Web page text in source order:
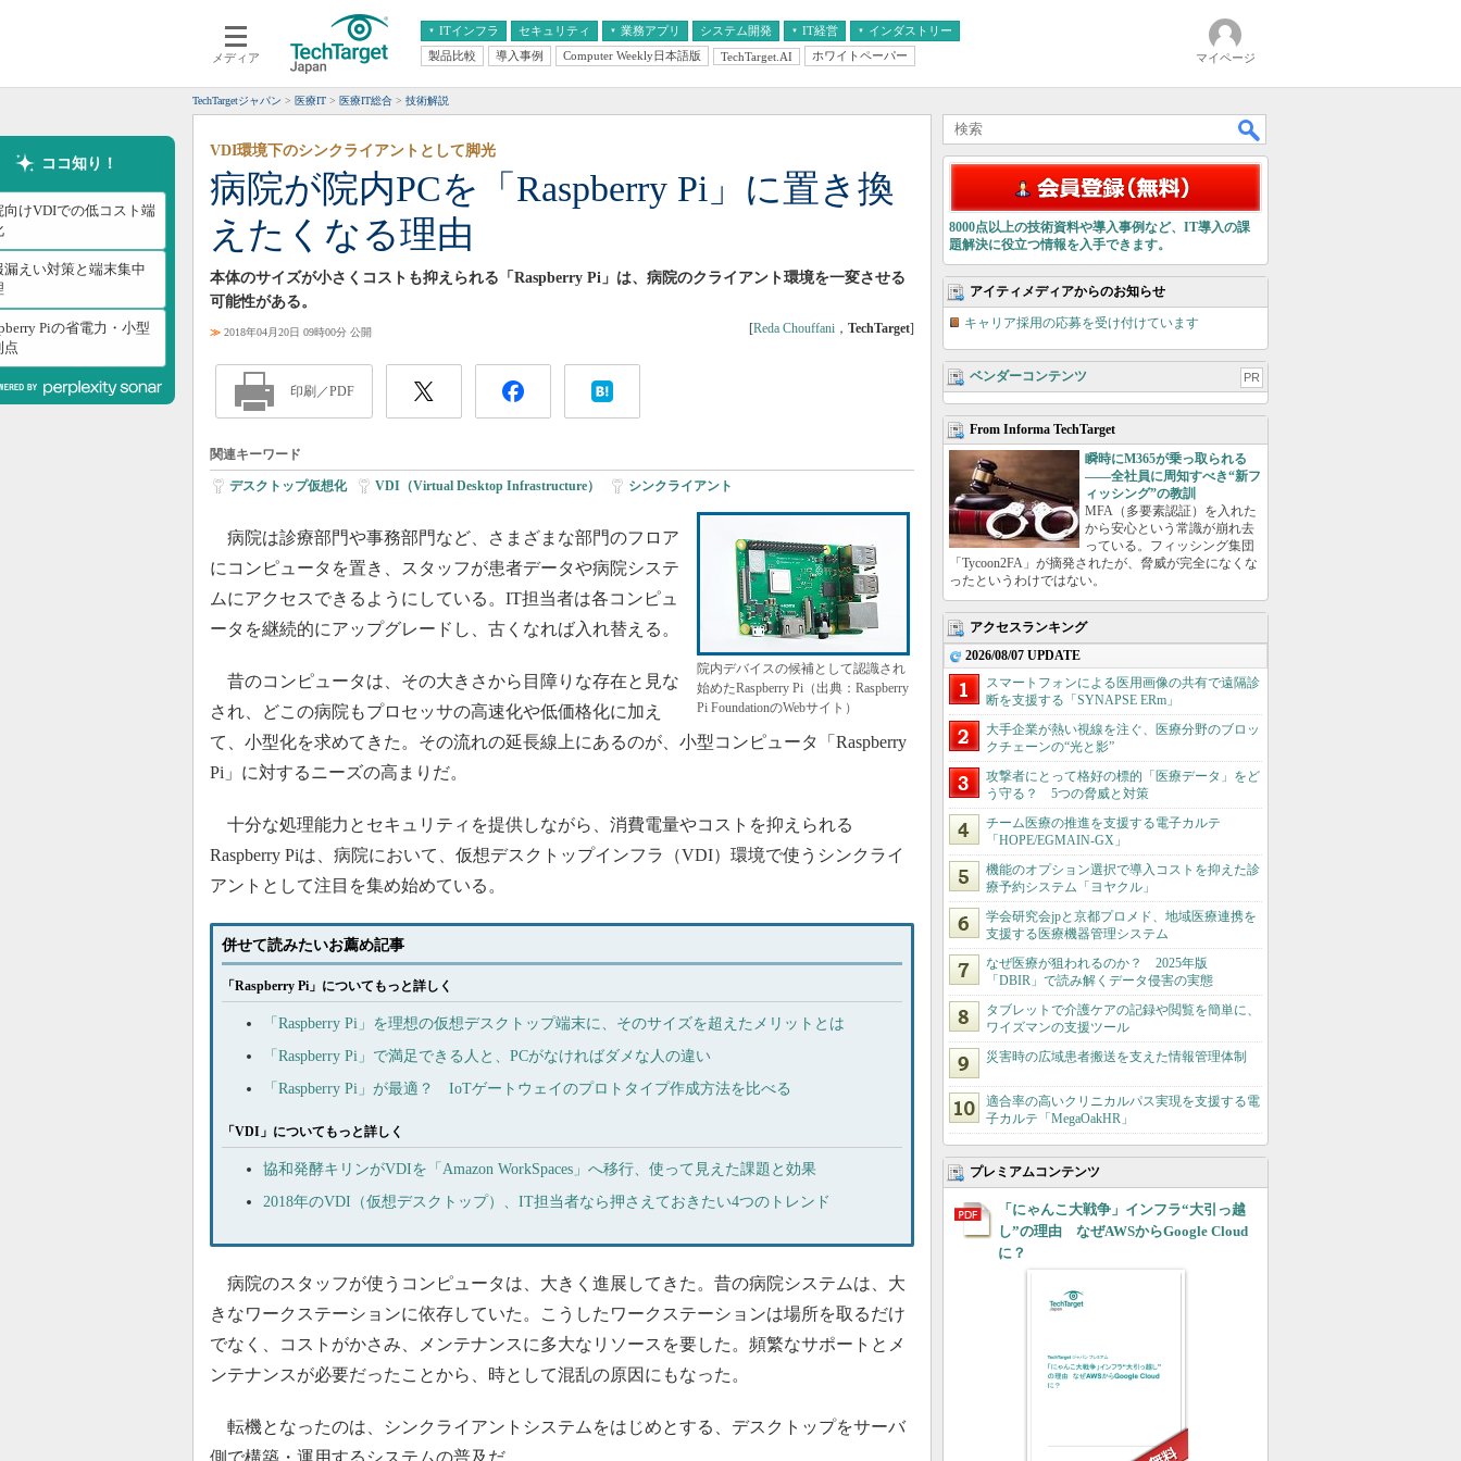
メディア
ITインフラ
クラウド
スマートモバイル
ネットワーク
システム運用管理
セキュリティ 業務アプリ
エンタープライズAI
ERP
CX
情報系システム
システム開発 IT経営
経営とIT
インダストリー
医療IT
製品比較 導入事例 Computer Weekly日本語版 TechTarget.AI ホワイトペーパー マイページ
TechTargetジャパン 医療IT 医療IT総合 技術解説
ココ知り！
向けVDIでの低コスト端
漏えい対策と端末集中
Piの省電力・小型
点
病院が院内PCを「Raspberry Pi」に置き換
えたくなる理由
VDI環境下のシンクライアントとして脚光
本体のサイズが小さくコストも抑えられる「Raspberry Pi」は、病院のクライアント環境を一変させる
可能性がある。
≫ 2018年04月20日 09時00分 公開 [Reda Chouffani ， TechTarget]
印刷／PDF
関連キーワード
デスクトップ仮想化| VDI（Virtual Desktop Infrastructure） シンクライアント
院内デバイスの候補として認識され
始めたRaspberry Pi（出典：Raspberry
Pi FoundationのWebサイト）
病院は診療部門や事務部門など、さまざまな部門のフロア
にコンピュータを置き、スタッフが患者データや病院システ
ムにアクセスできるようにしている。IT担当者は各コンピュ
ータを継続的にアップグレードし、古くなれば入れ替える。
昔のコンピュータは、その大きさから目障りな存在と見な
され、どこの病院もプロセッサの高速化や低価格化に加え
て、小型化を求めてきた。その流れの延長線上にあるのが、小型コンピュータ「Raspberry
Pi」に対するニーズの高まりだ。
十分な処理能力とセキュリティを提供しながら、消費電量やコストを抑えられる
Raspberry Piは、病院において、仮想デスクトップインフラ（VDI）環境で使うシンクライ
アントとして注目を集め始めている。
併せて読みたいお薦め記事
「Raspberry Pi」についてもっと詳しく
「Raspberry Pi」を理想の仮想デスクトップ端末に、そのサイズを超えたメリットとは
「Raspberry Pi」で満足できる人と、PCがなければダメな人の違い
「Raspberry Pi」が最適？ IoTゲートウェイのプロトタイプ作成方法を比べる
「VDI」についてもっと詳しく
協和発酵キリンがVDIを「Amazon WorkSpaces」へ移行、使って見えた課題と効果
2018年のVDI（仮想デスクトップ）、IT担当者なら押さえておきたい4つのトレンド
病院のスタッフが使うコンピュータは、大きく進展してきた。昔の病院システムは、大
きなワークステーションに依存していた。こうしたワークステーションは場所を取るだけ
でなく、コストがかさみ、メンテナンスに多大なリソースを要した。頻繁なサポートとメ
ンテナンスが必要だったことから、時として混乱の原因にもなった。
転機となったのは、シンクライアントシステムをはじめとする、デスクトップをサーバ
側で構築・運用するシステムの普及だ。
8000点以上の技術資料や導入事例など、IT導入の課
題解決に役立つ情報を入手できます。
アイティメディアからのお知らせ
キャリア採用の応募を受け付けています
ベンダーコンテンツ PR
From Informa TechTarget
瞬時にM365が乗っ取られる
――全社員に周知すべき“新フ
ィッシング”の教訓
MFA（多要素認証）を入れた
から安心という常識が崩れ去
っている。フィッシング集団
「Tycoon2FA」が摘発されたが、脅威が完全になくな
ったというわけではない。
アクセスランキング
2026/08/07 UPDATE
スマートフォンによる医用画像の共有で遠隔診
断を支援する「SYNAPSE ERm」
大手企業が熱い視線を注ぐ、医療分野のブロッ
クチェーンの“光と影”
攻撃者にとって格好の標的「医療データ」をど
う守る？ 5つの脅威と対策
チーム医療の推進を支援する電子カルテ
「HOPE/EGMAIN-GX」
機能のオプション選択で導入コストを抑えた診
療予約システム「ヨヤクル」
学会研究会jpと京都プロメド、地域医療連携を
支援する医療機器管理システム
なぜ医療が狙われるのか？ 2025年版
「DBIR」で読み解くデータ侵害の実態
タブレットで介護ケアの記録や閲覧を簡単に、
ワイズマンの支援ツール
災害時の広域患者搬送を支えた情報管理体制
適合率の高いクリニカルパス実現を支援する電
子カルテ「MegaOakHR」
プレミアムコンテンツ
「にゃんこ大戦争」インフラ“大引っ越
し”の理由 なぜAWSからGoogle Cloud
に？